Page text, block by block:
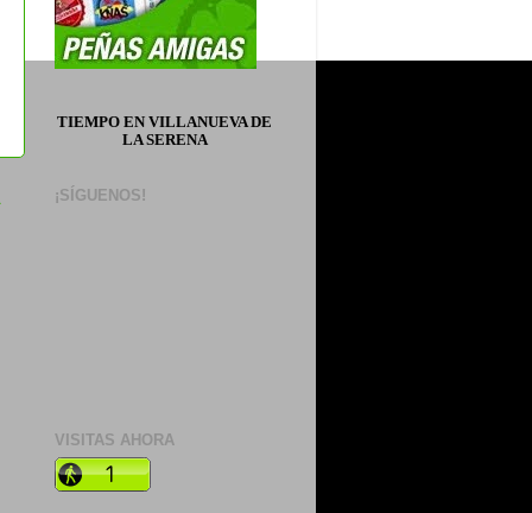
TIEMPO EN VILLANUEVA DE
LA SERENA
¡SÍGUENOS!
VISITAS AHORA